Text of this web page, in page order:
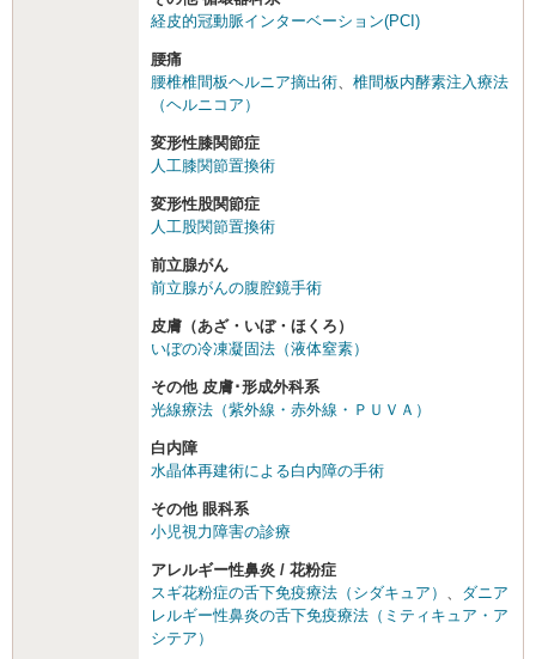
経皮的冠動脈インターベーション(PCI)
腰痛
腰椎椎間板ヘルニア摘出術
椎間板内酵素注入療法
（ヘルニコア）
変形性膝関節症
人工膝関節置換術
変形性股関節症
人工股関節置換術
前立腺がん
前立腺がんの腹腔鏡手術
皮膚（あざ・いぼ・ほくろ）
いぼの冷凍凝固法（液体窒素）
その他 皮膚･形成外科系
光線療法（紫外線・赤外線・ＰＵＶＡ）
白内障
水晶体再建術による白内障の手術
その他 眼科系
小児視力障害の診療
アレルギー性鼻炎 / 花粉症
スギ花粉症の舌下免疫療法（シダキュア）
ダニア
レルギー性鼻炎の舌下免疫療法（ミティキュア・ア
シテア）